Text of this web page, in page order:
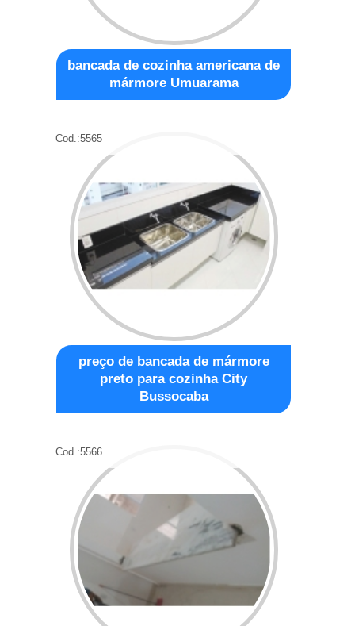
bancada de cozinha americana de
mármore Umuarama
Cod.:5565
preço de bancada de mármore
preto para cozinha City
Bussocaba
Cod.:5566